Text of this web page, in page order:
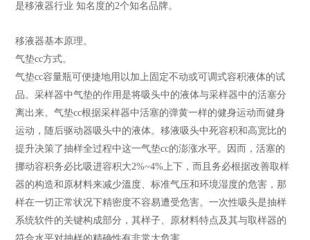
是移液器行业 知名度的2个知名品牌。
移液器基本原理。
气垫cc方式。
气垫cc容量瓶可便捷地用以加上固定不动或可调式容积液体的试
品。采样器中气垫的作用是将吸头中的液体与采样器中的活塞分
离出来。气垫cc根据采样器中活塞的弹黄一样的健身运动而健身
运动，随后驱动器吸头中的液体。移液吸头中死容积和高宽比的
提升决策了抽样全过程中这一气垫cc的澎涨水平。因而，活塞的
挪动容积务必比吸进容积大2%~4%上下，而且务必根据改善取样
器的构造和原材料来减少溫度、标准气压和环境湿度的危害，那
样在一切正常状况下精密度不容易遭受危害。一次性吸头是抽样
系统软件的关键构成部分，其样子、原材料特点及其与取样器的